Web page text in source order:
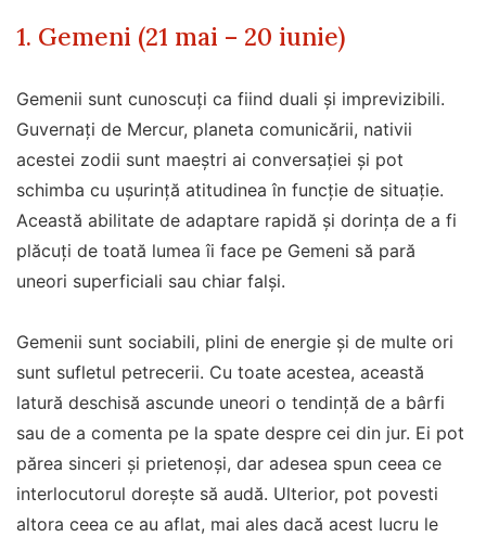
1. Gemeni (21 mai – 20 iunie)
Gemenii sunt cunoscuți ca fiind duali și imprevizibili.
Guvernați de Mercur, planeta comunicării, nativii
acestei zodii sunt maeștri ai conversației și pot
schimba cu ușurință atitudinea în funcție de situație.
Această abilitate de adaptare rapidă și dorința de a fi
plăcuți de toată lumea îi face pe Gemeni să pară
uneori superficiali sau chiar falși.
Gemenii sunt sociabili, plini de energie și de multe ori
sunt sufletul petrecerii. Cu toate acestea, această
latură deschisă ascunde uneori o tendință de a bârfi
sau de a comenta pe la spate despre cei din jur. Ei pot
părea sinceri și prietenoși, dar adesea spun ceea ce
interlocutorul dorește să audă. Ulterior, pot povesti
altora ceea ce au aflat, mai ales dacă acest lucru le